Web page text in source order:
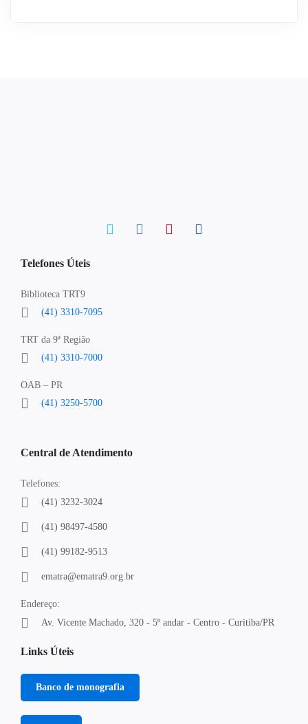
Telefones Úteis
Biblioteca TRT9
(41) 3310-7095
TRT da 9ª Região
(41) 3310-7000
OAB – PR
(41) 3250-5700
Central de Atendimento
Telefones:
(41) 3232-3024
(41) 98497-4580
(41) 99182-9513
ematra@ematra9.org.br
Endereço:
Av. Vicente Machado, 320 - 5º andar - Centro - Curitiba/PR
Links Úteis
Banco de monografia